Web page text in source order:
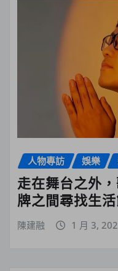
人物專訪 娛樂
走在舞台之外
牌之間尋找生
陳建融 1 月 3,